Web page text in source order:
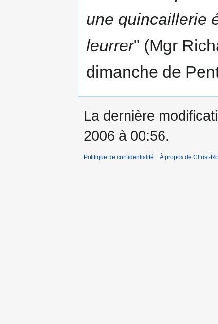
une quincaillerie
leurrer" (Mgr
dimanche de
La dernière
2006 à 00:56.
Politique de confidentialité À propos de Christ-